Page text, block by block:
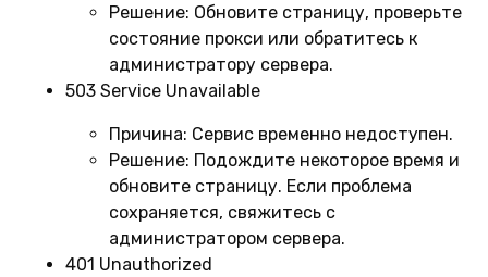
Решение: Обновите страницу, проверьте
состояние прокси или обратитесь к
администратору сервера.
503 Service Unavailable
Причина: Сервис временно недоступен.
Решение: Подождите некоторое время и
обновите страницу. Если проблема
сохраняется, свяжитесь с
администратором сервера.
401 Unauthorized